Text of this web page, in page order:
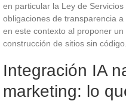
en particular la Ley de
obligaciones de transparencia
en este contexto al proponer
construcción de sitios sin código.
Integración IA
marketing: lo